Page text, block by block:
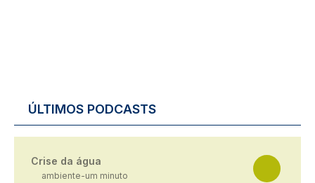
ÚLTIMOS PODCASTS
Crise da água
ambiente-um minuto